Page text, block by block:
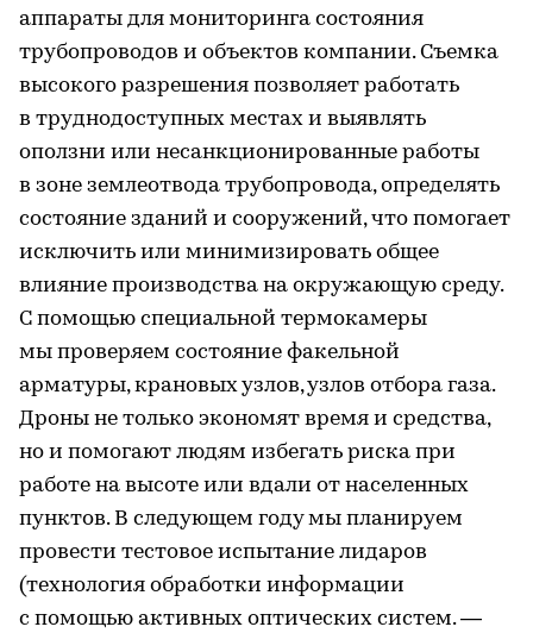
аппараты для мониторинга состояния
трубопроводов и объектов компании. Съемка
высокого разрешения позволяет работать
в труднодоступных местах и выявлять
оползни или несанкционированные работы
в зоне землеотвода трубопровода, определять
состояние зданий и сооружений, что помогает
исключить или минимизировать общее
влияние производства на окружающую среду.
С помощью специальной термокамеры
мы проверяем состояние факельной
арматуры, крановых узлов, узлов отбора газа.
Дроны не только экономят время и средства,
но и помогают людям избегать риска при
работе на высоте или вдали от населенных
пунктов. В следующем году мы планируем
провести тестовое испытание лидаров
(технология обработки информации
с помощью активных оптических систем. —